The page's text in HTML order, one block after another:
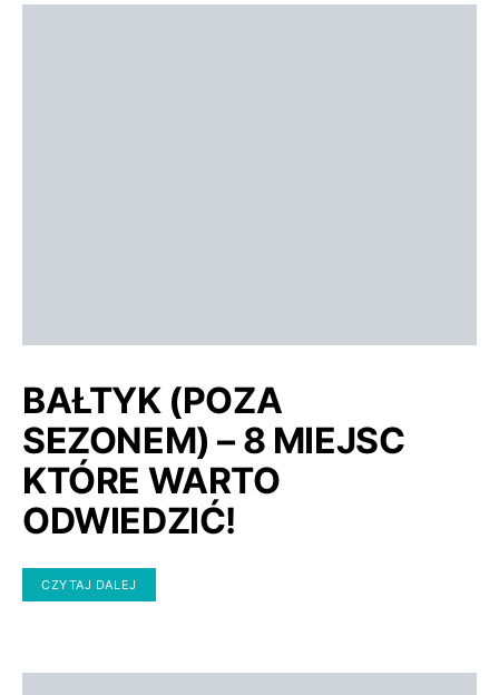
BAŁTYK (POZA
SEZONEM) – 8 MIEJSC
KTÓRE WARTO
ODWIEDZIĆ!
CZYTAJ DALEJ